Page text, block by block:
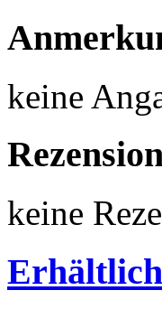
keine
keine
Erhältlich